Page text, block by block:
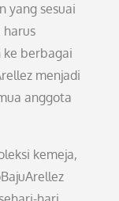
yang sesuai
harus
ke berbagai
menjadi
anggota
kemeja,